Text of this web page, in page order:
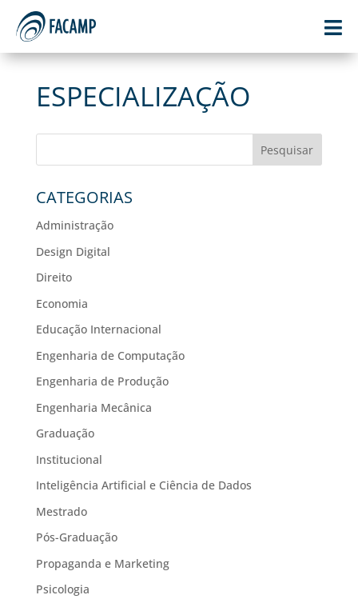

ESPECIALIZAÇÃO
Pesquisar
CATEGORIAS
Administração
Design Digital
Direito
Economia
Educação Internacional
Engenharia de Computação
Engenharia de Produção
Engenharia Mecânica
Graduação
Institucional
Inteligência Artificial e Ciência de Dados
Mestrado
Pós-Graduação
Propaganda e Marketing
Psicologia